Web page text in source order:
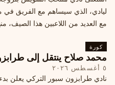
ليادي، الذي سيساهم مع الفريق في
مع العديد من اللاعبين هذا
كورة
محمد صلاح ينتقل إلى
٥ أغسطس ٢٠٢٦
نادي طرابزون سبور التركي يعلن